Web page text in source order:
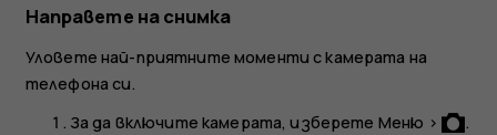
3310
3G
Направете на снимка
Уловете най-приятните моменти с камерата на
телефона си.
За да включите камерата, изберете Меню >
.